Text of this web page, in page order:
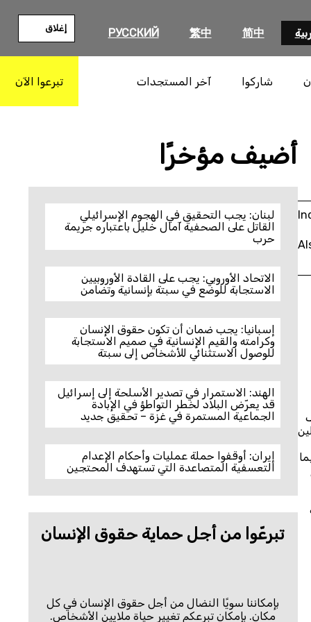
简中
繁中
РУССКИЙ إغلاق
شاركوا آخر المستجدات تبرعوا الآن
أضيف مؤخرًا
لبنان: يجب التحقيق في الهجوم الإسرائيلي
القاتل على الصحفية آمال خليل باعتباره جريمة
حرب
الاتحاد الأوروبي: يجب على القادة الأوروبيين
الاستجابة للوضع في سبتة بإنسانية وتضامن
إسبانيا: يجب ضمان أن تكون حقوق الإنسان
وكرامته والقيم الإنسانية في صميم الاستجابة
للوصول الاستثنائي للأشخاص إلى سبتة
الهند: الاستمرار في تصدير الأسلحة إلى إسرائيل
قد يعرّض البلاد لخطر التواطؤ في الإبادة
الجماعية المستمرة في غزة – تحقيق جديد
إيران: أوقفوا حملة عمليات وأحكام الإعدام
التعسفية المتصاعدة التي تستهدف المحتجين
تبرعّوا من أجل حماية حقوق الإنسان
بإمكاننا سويًا النضال من أجل حقوق الإنسان في كل
مكان. بإمكان تبرعكم تغيير حياة ملايين الأشخاص.